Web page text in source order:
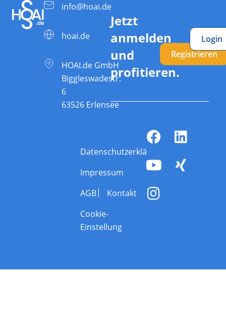
info@hoai.de
hoai.de
HOAI.de GmbH
Biggleswadestr.
6
63526 Erlensee
Jetzt
anmelden
und
profitieren.
Registrieren
Login
Datenschutzerklärung
Impressum
AGB
Kontakt
Cookie-
Einstellung